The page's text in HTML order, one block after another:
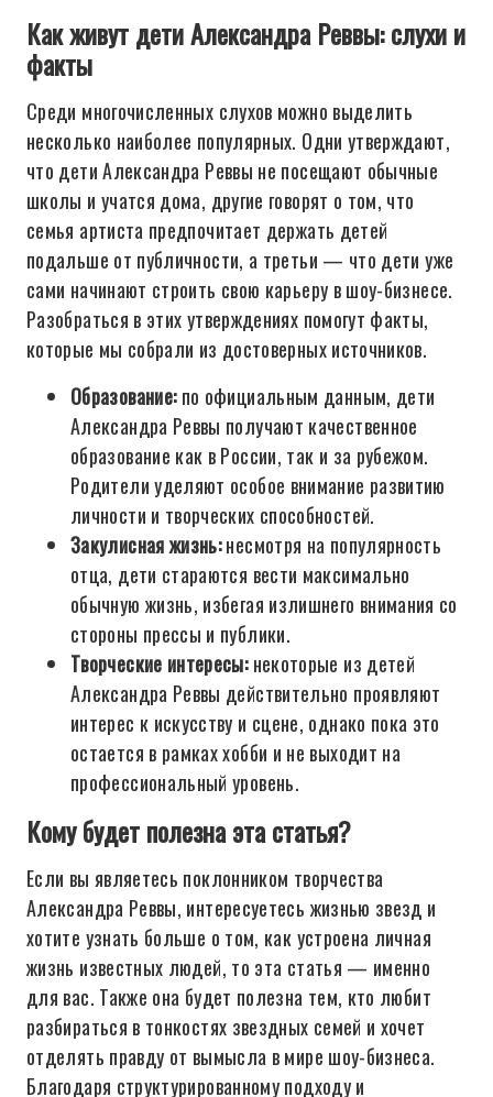
Как живут дети Александра Реввы: слухи и
факты
Среди многочисленных слухов можно выделить
несколько наиболее популярных. Одни утверждают,
что дети Александра Реввы не посещают обычные
школы и учатся дома, другие говорят о том, что
семья артиста предпочитает держать детей
подальше от публичности, а третьи — что дети уже
сами начинают строить свою карьеру в шоу-бизнесе.
Разобраться в этих утверждениях помогут факты,
которые мы собрали из достоверных источников.
Образование:по официальным данным, дети
Александра Реввы получают качественное
образование как в России, так и за рубежом.
Родители уделяют особое внимание развитию
личности и творческих способностей.
Закулисная жизнь:несмотря на популярность
отца, дети стараются вести максимально
обычную жизнь, избегая излишнего внимания со
стороны прессы и публики.
Творческие интересы:некоторые из детей
Александра Реввы действительно проявляют
интерес к искусству и сцене, однако пока это
остается в рамках хобби и не выходит на
профессиональный уровень.
Кому будет полезна эта статья?
Если вы являетесь поклонником творчества
Александра Реввы, интересуетесь жизнью звезд и
хотите узнать больше о том, как устроена личная
жизнь известных людей, то эта статья — именно
для вас. Также она будет полезна тем, кто любит
разбираться в тонкостях звездных семей и хочет
отделять правду от вымысла в мире шоу-бизнеса.
Благодаря структурированному подходу и